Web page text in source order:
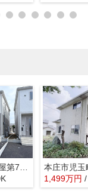
1,499万円